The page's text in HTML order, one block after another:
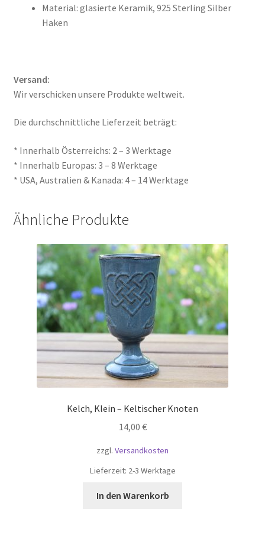
Material: glasierte Keramik, 925 Sterling Silber
Haken
Versand:
Wir verschicken unsere Produkte weltweit.
Die durchschnittliche Lieferzeit beträgt:
* Innerhalb Österreichs: 2 – 3 Werktage
* Innerhalb Europas: 3 – 8 Werktage
* USA, Australien & Kanada: 4 – 14 Werktage
Ähnliche Produkte
Kelch, Klein – Keltischer Knoten
14,00 €
zzgl. Versandkosten
Lieferzeit: 2-3 Werktage
In den Warenkorb